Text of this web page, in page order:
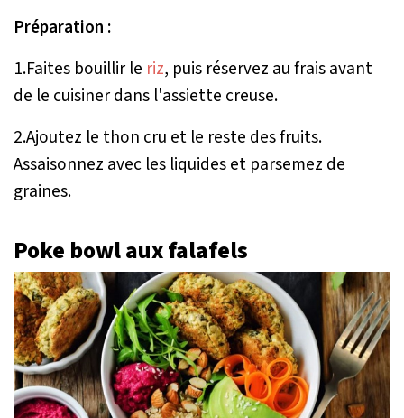
Préparation :
1.Faites bouillir le riz, puis réservez au frais avant
de le cuisiner dans l'assiette creuse.
2.Ajoutez le thon cru et le reste des fruits.
Assaisonnez avec les liquides et parsemez de
graines.
Poke bowl aux falafels